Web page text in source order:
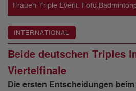
Frauen-Triple Event.
INTERNATIONAL
Beide deutschen Triples
Viertelfinale
Die ersten Entscheidungen